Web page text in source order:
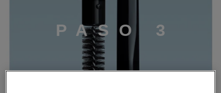
P AS O 3